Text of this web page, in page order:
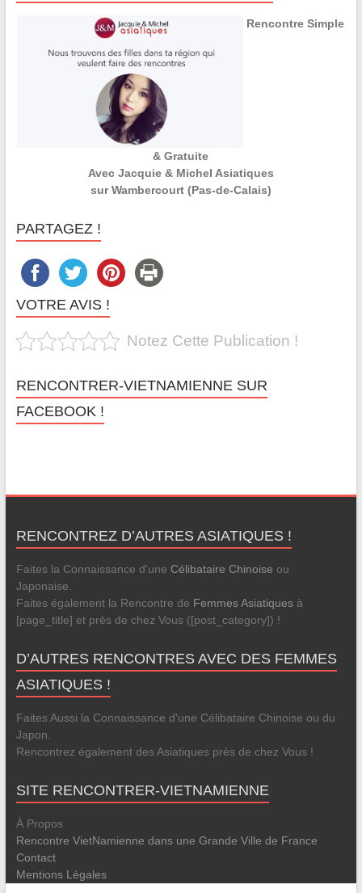
Rencontre Simple
& Gratuite
Avec Jacquie & Michel Asiatiques
sur Wambercourt (Pas-de-Calais)
PARTAGEZ !
VOTRE AVIS !
Notez Cette Publication !
RENCONTRER-VIETNAMIENNE SUR
FACEBOOK !
RENCONTREZ D’AUTRES ASIATIQUES !
Faites la Connaissance d'une Célibataire Chinoise ou
Japonaise.
Faites également la Rencontre de Femmes Asiatiquesà
[page_title] et près de chez Vous ([post_category]) !
D’AUTRES RENCONTRES AVEC DES FEMMES
ASIATIQUES !
Faites Aussi la Connaissance d'une Célibataire Chinoise ou du
Japon.
Rencontrez également des Asiatiques près de chez Vous !
SITE RENCONTRER-VIETNAMIENNE
À Propos
Rencontre VietNamienne dans une Grande Ville de France
Contact
Mentions Légales